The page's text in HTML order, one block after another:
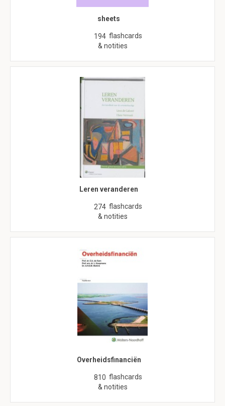
sheets
194 flashcards
& notities
Leren veranderen
274 flashcards
& notities
Overheidsfinanciën
810 flashcards
& notities